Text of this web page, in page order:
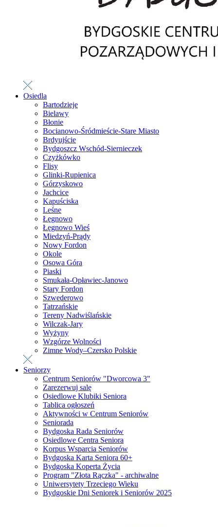
Osiedla
Bartodzieje
Bielawy
Błonie
Bocianowo-Śródmieście-Stare Miasto
Brdyujście
Bydgoszcz Wschód-Siernieczek
Czyżkówko
Flisy
Glinki-Rupienica
Górzyskowo
Jachcice
Kapuściska
Leśne
Łęgnowo
Łęgnowo Wieś
Miedzyń-Prądy
Nowy Fordon
Okole
Osowa Góra
Piaski
Smukała-Opławiec-Janowo
Stary Fordon
Szwederowo
Tatrzańskie
Tereny Nadwiślańskie
Wilczak-Jary
Wyżyny
Wzgórze Wolności
Zimne Wody–Czersko Polskie
Seniorzy
Centrum Seniorów "Dworcowa 3"
Zarezerwuj salę
Osiedlowe Klubiki Seniora
Tablica ogłoszeń
Aktywności w Centrum Seniorów
Seniorada
Bydgoska Rada Seniorów
Osiedlowe Centra Seniora
Korpus Wsparcia Seniorów
Bydgoska Karta Seniora 60+
Bydgoska Koperta Życia
Program "Złota Rączka" - archiwalne
Uniwersytety Trzeciego Wieku
Bydgoskie Dni Seniorek i Seniorów 2025